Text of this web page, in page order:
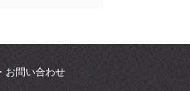
お問い合わせ